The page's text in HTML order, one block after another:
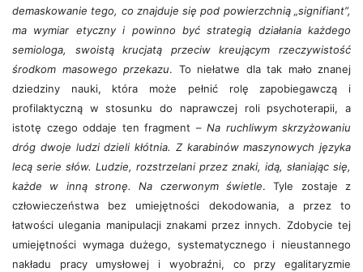
demaskowanie tego, co znajduje się pod powierzchnią „signifiant”,
ma wymiar etyczny i powinno być strategią działania każdego
semiologa, swoistą krucjatą przeciw kreującym rzeczywistość
środkom masowego przekazu. To niełatwe dla tak mało znanej
dziedziny nauki, która może pełnić rolę zapobiegawczą i
profilaktyczną w stosunku do naprawczej roli psychoterapii, a
istotę czego oddaje ten fragment – Na ruchliwym skrzyżowaniu
dróg dwoje ludzi dzieli kłótnia. Z karabinów maszynowych języka
lecą serie słów. Ludzie, rozstrzelani przez znaki, idą, słaniając się,
każde w inną stronę. Na czerwonym świetle. Tyle zostaje z
człowieczeństwa bez umiejętności dekodowania, a przez to
łatwości ulegania manipulacji znakami przez innych. Zdobycie tej
umiejętności wymaga dużego, systematycznego i nieustannego
nakładu pracy umysłowej i wyobraźni, co przy egalitaryzmie